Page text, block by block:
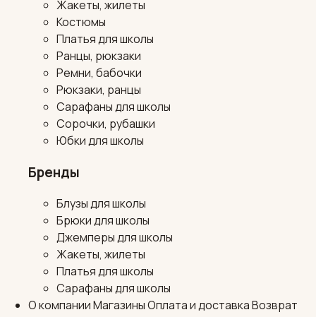
Жакеты, жилеты
Костюмы
Платья для школы
Ранцы, рюкзаки
Ремни, бабочки
Рюкзаки, ранцы
Сарафаны для школы
Сорочки, рубашки
Юбки для школы
Бренды
Блузы для школы
Брюки для школы
Джемперы для школы
Жакеты, жилеты
Платья для школы
Сарафаны для школы
О компанииМагазиныОплата и доставкаВозврат